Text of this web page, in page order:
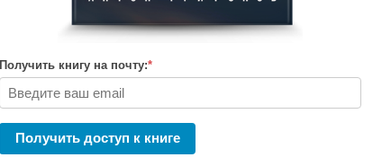
Получить книгу на почту:*
Получить доступ к книге